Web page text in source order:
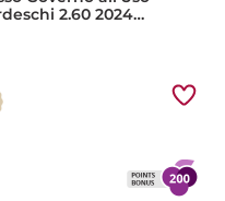
2.60 2024